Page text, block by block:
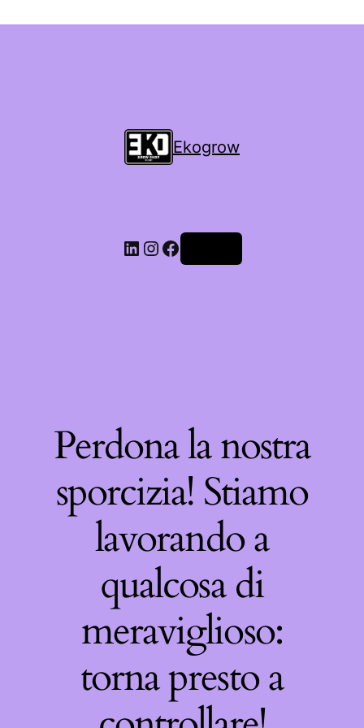
Ekogrow
Perdona la nostra
sporcizia! Stiamo
lavorando a
qualcosa di
meraviglioso:
torna presto a